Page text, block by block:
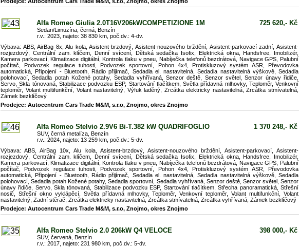
Alfa Romeo Giulia 2.0T16V206kWCOMPETIZIONE 1M 725 620,- Kč
Sedan/Limuzína, černá, Benzín
r.v.: 2023, najeto: 38 830 km, poč.dv.: 4-dv.
Výbava: ABS, AirBag 8x, Alu kola, Asistent-brzdový, Asistent-nouzového brždění, Asistent-parkovací zadní, Asistent-
rozjezdový, Centrální zam. klíčem, Denní svícení, Dětská sedačka Isofix, Elektrická okna, Handsfree, Imobilizér,
Kamera parkovací, Klimatizace digitální, Kontrola tlaku v pneu, Nabíječka telefonů bezdrátová, Navigace GPS, Palubní
počítač, Podvozek regulace tuhosti, Podvozek sportovní, Pohon 4x4, Protiskluzový systém ASR, Převodovka
automatická, Připojení - Bluetooth, Rádio přijímač, Sedadla el. nastavitelná, Sedadla nastavitelná výškově, Sedadla
polohovací, Sedadla potah Kožené potahy, Sedadla vyhřívaná, Senzor deště, Senzor světel, Senzor únavy řidiče,
Servo, Skla tónovaná, Stabilizace podvozku ESP, Startování tlačítkem, Světla přídavná mlhovky, Teploměr, Venkovní
teploměr, Volant multifunkční, Volant nastavitelný, Výfuk laděný, Zrcátka elektricky nastavitelná, Zrcátka stmívatelná,
Zámek bezklíčový
Prodejce: Autocentrum Cars Trade M&M, s.r.o, Znojmo, okres Znojmo
Alfa Romeo Stelvio 2.9V6 Bi-T.382 kW QUADRIFOGLIO 1 370 248,- Kč
SUV, černá metalíza, Benzín
r.v.: 2024, najeto: 13 259 km, poč.dv.: 5-dv.
Výbava: ABS, AirBag 10x, Alu kola, Asistent-brzdový, Asistent-nouzového brždění, Asistent-parkovací, Asistent-
rozjezdový, Centrální zam. klíčem, Denní svícení, Dětská sedačka Isofix, Elektrická okna, Handsfree, Imobilizér,
Kamera parkovací, Klimatizace digitální, Kontrola tlaku v pneu, Nabíječka telefonů bezdrátová, Navigace GPS, Palubní
počítač, Podvozek regulace tuhosti, Podvozek sportovní, Pohon 4x4, Protiskluzový systém ASR, Převodovka
automatická, Připojení - Bluetooth, Rádio přijímač, Sedadla el. nastavitelná, Sedadla nastavitelná výškově, Sedadla
polohovací, Sedadla potah Kožené potahy, Sedadla sportovní, Sedadla vyhřívaná, Senzor deště, Senzor světel, Senzor
únavy řidiče, Servo, Skla tónovaná, Stabilizace podvozku ESP, Startování tlačítkem, Střecha panoramatická, Střešní
nosič, Střešní okno vyklápěcí, Světla přídavná mlhovky, Teploměr, Venkovní teploměr, Volant multifunkční, Volant
nastavitelný, Zadní stěrač, Zrcátka elektricky nastavitelná, Zrcátka stmívatelná, Zrcátka vyhřívaná, Zámek bezklíčový
Prodejce: Autocentrum Cars Trade M&M, s.r.o, Znojmo, okres Znojmo
Alfa Romeo Stelvio 2.0 206kW Q4 VELOCE 398 000,- Kč
SUV, červená, Benzín
r.v.: 2017, najeto: 231 980 km, poč.dv.: 5-dv.